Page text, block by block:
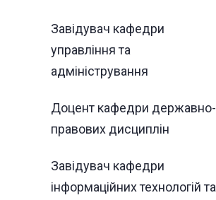
Завідувач кафедри
управління та
адміністрування
Доцент кафедри державно-
правових дисциплін
Завідувач кафедри
інформаційних технологій та